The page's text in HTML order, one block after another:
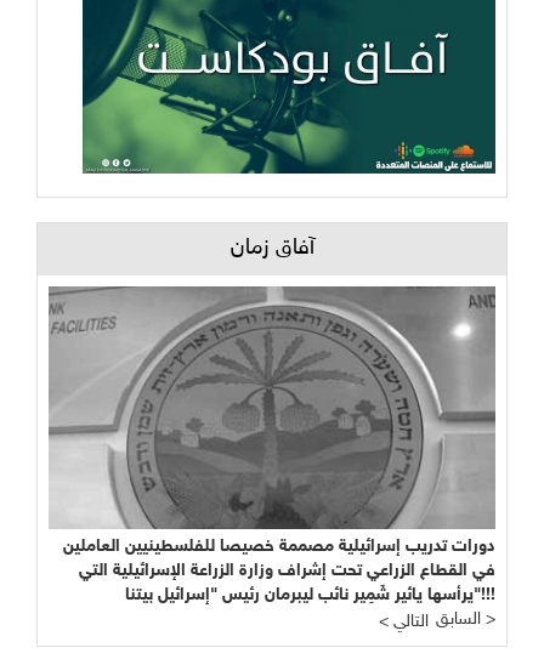
آفاق زمان
دورات تدريب إسرائيلية مصممة خصيصا للفلسطينيين العاملين
في القطاع الزراعي تحت إشراف وزارة الزراعة الإسرائيلية التي
يرأسها يائير شَمِير نائب ليبرمان رئيس "إسرائيل بيتنا"!!!
< التالي
السابق >